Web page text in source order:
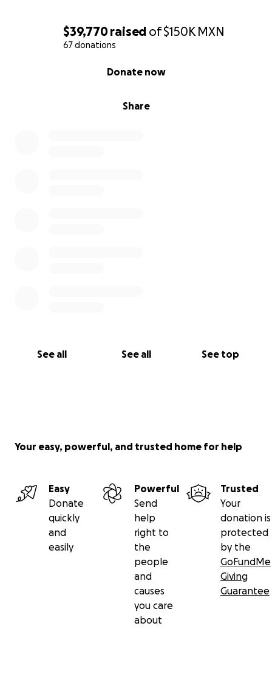
$39,770raised of$150K MXN
67 donations
Share
Donate now
See all See all See top
Your easy, powerful, and trusted home for help
Easy
Donate
quickly
and
easily
Powerful
Send
help
right to
the
people
and
causes
you care
about
Trusted
Your
donation is
protected
by the
GoFundMe
Giving
Guarantee